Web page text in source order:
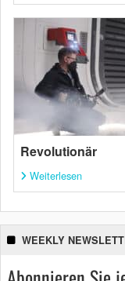
Revolutionär
Weiterlesen
WEEKLY